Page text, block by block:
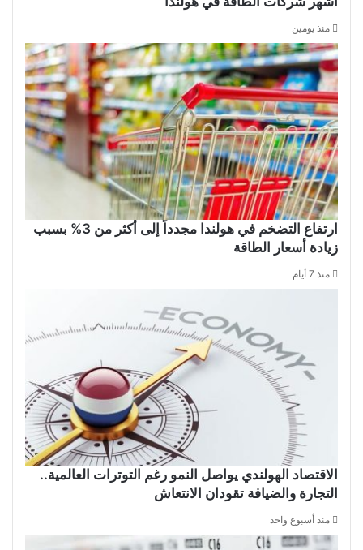
منذ يومين
ارتفاع التضخم في هولندا مجدداً إلى أكثر من 3% بسبب
زيادة أسعار الطاقة
منذ 7 أيام
الاقتصاد الهولندي يواصل النمو رغم التوترات العالمية..
التجارة والضيافة تقودان الانتعاش
منذ أسبوع واحد